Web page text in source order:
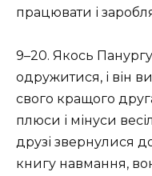
працювати і
9–20. Якось
одружитися, і він
свого кращого
плюси і мінуси
друзі звернулися
книгу навмання,